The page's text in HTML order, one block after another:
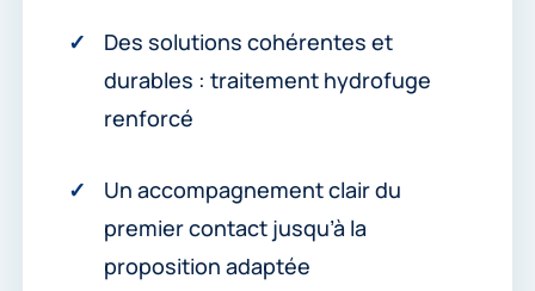
Des solutions cohérentes et
durables : traitement hydrofuge
renforcé
Un accompagnement clair du
premier contact jusqu’à la
proposition adaptée